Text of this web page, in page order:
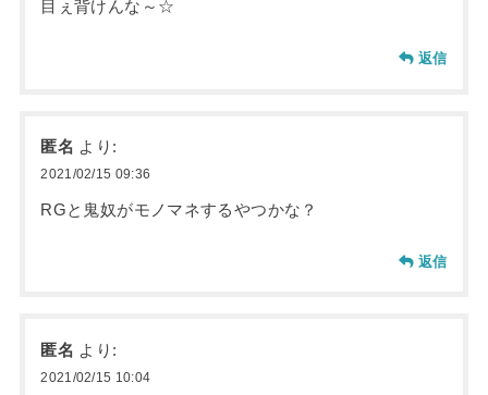
目ぇ背けんな～☆
返信
匿名 より:
2021/02/15 09:36
RGと鬼奴がモノマネするやつかな？
返信
匿名 より:
2021/02/15 10:04